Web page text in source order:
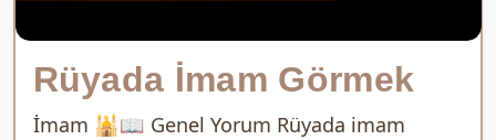
Rüyada İmam Görmek
İmam 🕌📖 Genel Yorum Rüyada imam